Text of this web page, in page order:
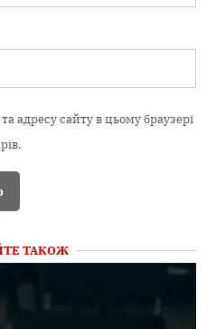
адресу сайту в цьому браузері
ТАКОЖ